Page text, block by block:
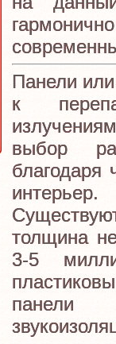
Панели или
к
выбор
благодаря
интерьер.
толщина
3-5
панели